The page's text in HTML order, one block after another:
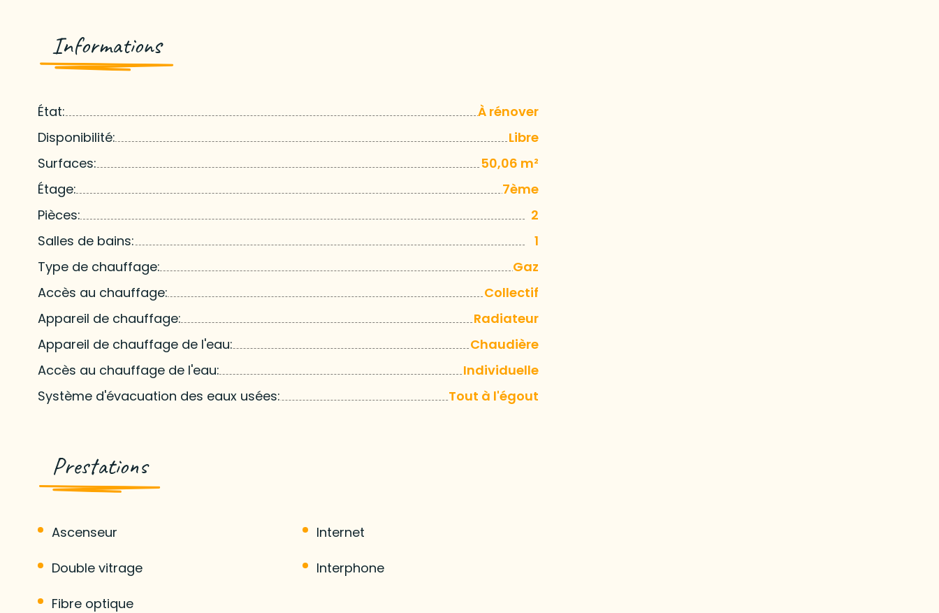
Informations
État:
À rénover
Disponibilité:
Libre
Surfaces:
50,06 m²
Étage:
7ème
Pièces:
2
Salles de bains:
1
Type de chauffage:
Gaz
Accès au chauffage:
Collectif
Appareil de chauffage:
Radiateur
Appareil de chauffage de l'eau:
Chaudière
Accès au chauffage de l'eau:
Individuelle
Système d'évacuation des eaux usées:
Tout à l'égout
Prestations
Ascenseur
Double vitrage
Fibre optique
Internet
Interphone